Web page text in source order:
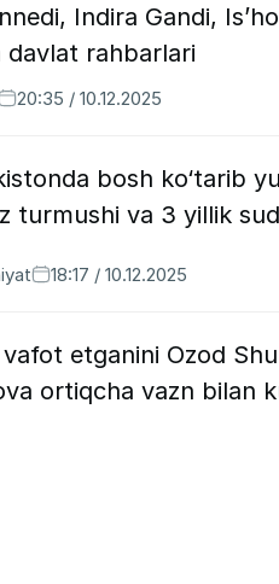
Indira Gandi,
davlat rahbarlari
20:35 / 10.12.2025
bosh ko‘tarib
turmushi va 3 yillik
18:17 / 10.12.2025
vafot etganini Ozod
ortiqcha vazn bilan